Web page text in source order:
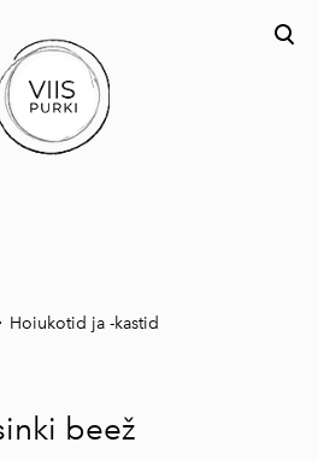
Vaata ostukorvi
Hoiukotid ja -kastid
beež